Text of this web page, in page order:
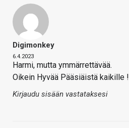
Digimonkey
6.4.2023
Harmi, mutta ymmärrettävää.
Oikein Hyvää Pääsiäistä kaikille !
Kirjaudu sisään vastataksesi